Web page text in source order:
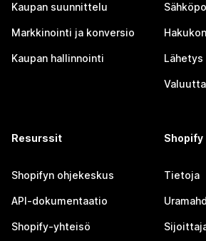
Kaupan suunnittelu
Markkinointi ja konversio
Kaupan hallinnointi Lähetys
Resurssit
Shopifyn ohjekeskus
API-dokumentaatio
Shopify-yhteisö
Shopify
Tietoja